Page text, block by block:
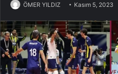
ÖMER YILDIZ Kasım 5, 2023